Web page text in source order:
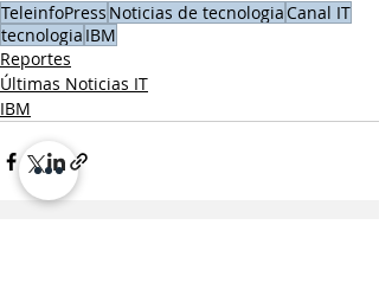
TeleinfoPress Noticias de tecnologiaCanal IT
tecnologia IBM
Reportes
Últimas Noticias IT
IBM